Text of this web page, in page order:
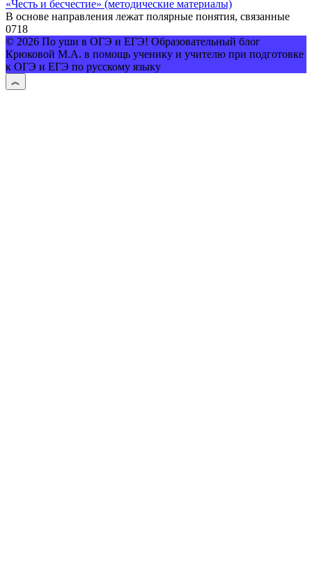
«Честь и бесчестие» (методические материалы)
В основе направления лежат полярные понятия, связанные
0718
© 2026 По уши в ОГЭ и ЕГЭ! Образовательный блог
Крюковой М.А. в помощь ученику и учителю при подготовке
к ОГЭ и ЕГЭ по русскому языку